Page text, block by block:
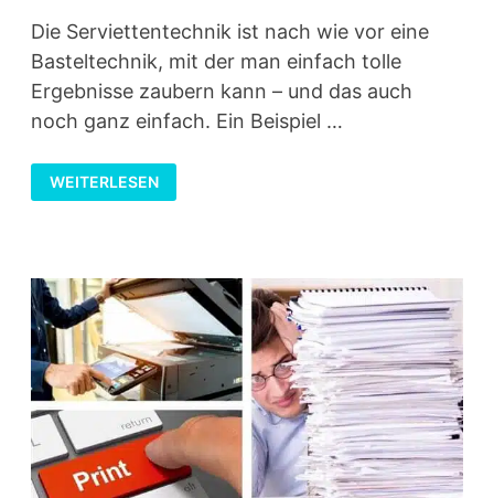
Die Serviettentechnik ist nach wie vor eine
Basteltechnik, mit der man einfach tolle
Ergebnisse zaubern kann – und das auch
noch ganz einfach. Ein Beispiel …
VISITENKARTEN
IN
SERVIETTENTECHNIK
WEITERLESEN